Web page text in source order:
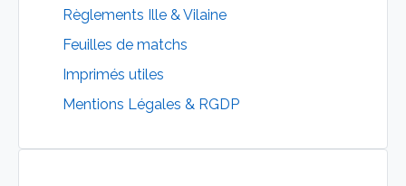
Règlements Ille & Vilaine
Feuilles de matchs
Imprimés utiles
Mentions Légales & RGDP